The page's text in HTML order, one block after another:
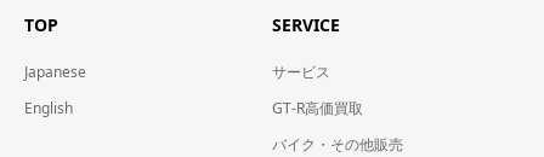
TOP
Japanese
English
SERVICE
サービス
GT-R高価買取
バイク・その他販売